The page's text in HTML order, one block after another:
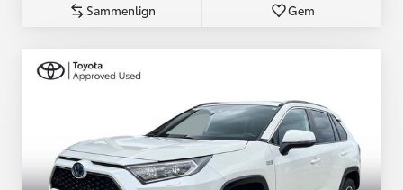
Sammenlign Gem